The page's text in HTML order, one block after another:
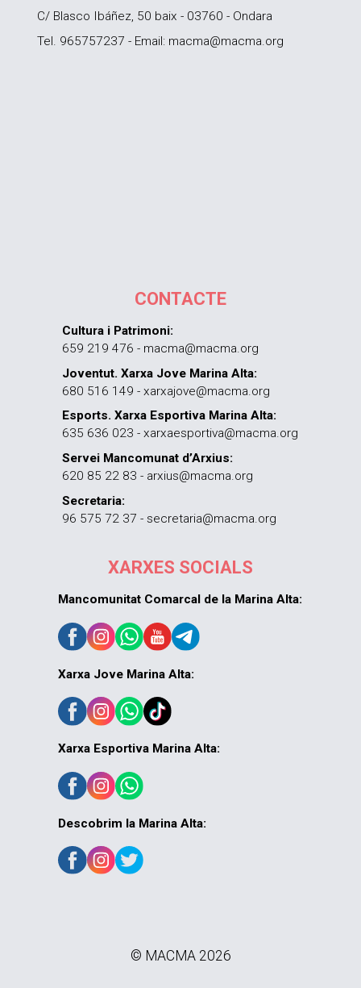
C/ Blasco Ibáñez, 50 baix - 03760 - Ondara
Tel. 965757237 - Email: macma@macma.org
CONTACTE
Cultura i Patrimoni:
659 219 476 - macma@macma.org
Joventut. Xarxa Jove Marina Alta:
680 516 149 - xarxajove@macma.org
Esports. Xarxa Esportiva Marina Alta:
635 636 023 - xarxaesportiva@macma.org
Servei Mancomunat d’Arxius:
620 85 22 83 - arxius@macma.org
Secretaria:
96 575 72 37 - secretaria@macma.org
XARXES SOCIALS
Mancomunitat Comarcal de la Marina Alta:
Xarxa Jove Marina Alta:
Xarxa Esportiva Marina Alta:
Descobrim la Marina Alta:
© MACMA 2026